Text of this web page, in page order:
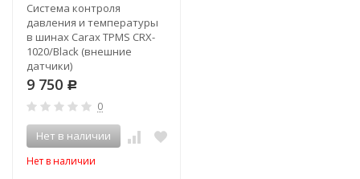
Система контроля
давления и температуры
в шинах Carax TPMS CRX-
1020/Black (внешние
датчики)
9 750 Р
0
Нет в наличии
Нет в наличии